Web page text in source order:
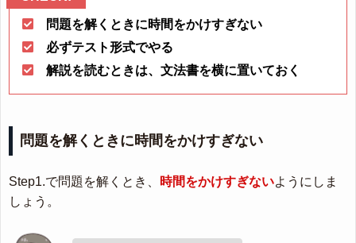
問題を解くときに時間をかけすぎない
必ずテスト形式でやる
解説を読むときは、文法書を横に置いておく
問題を解くときに時間をかけすぎない
Step1.で問題を解くとき、 時間をかけすぎないようにしま
しょう。